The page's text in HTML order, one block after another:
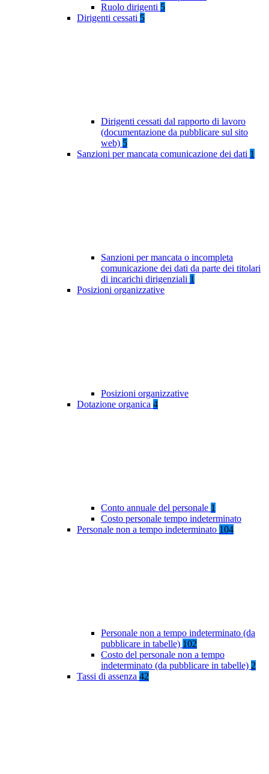
Ruolo dirigenti 5
Dirigenti cessati 5
Dirigenti cessati dal rapporto di lavoro
(documentazione da pubblicare sul sito
web) 5
Sanzioni per mancata comunicazione dei dati 1
Sanzioni per mancata o incompleta
comunicazione dei dati da parte dei titolari
di incarichi dirigenziali 1
Posizioni organizzative
Posizioni organizzative
Dotazione organica 4
Conto annuale del personale 1
Costo personale tempo indeterminato
Personale non a tempo indeterminato 104
Personale non a tempo indeterminato (da
pubblicare in tabelle) 102
Costo del personale non a tempo
indeterminato (da pubblicare in tabelle) 2
Tassi di assenza 42